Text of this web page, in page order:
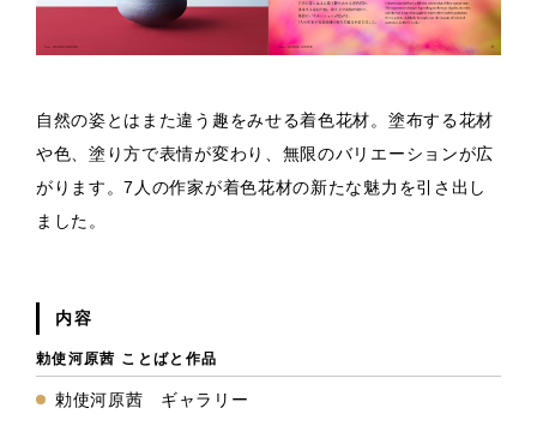
自然の姿とはまた違う趣をみせる着色花材。塗布する花材
や色、塗り方で表情が変わり、無限のバリエーションが広
がります。7人の作家が着色花材の新たな魅力を引さ出し
ました。
内容
勅使河原茜 ことばと作品
勅使河原茜 ギャラリー